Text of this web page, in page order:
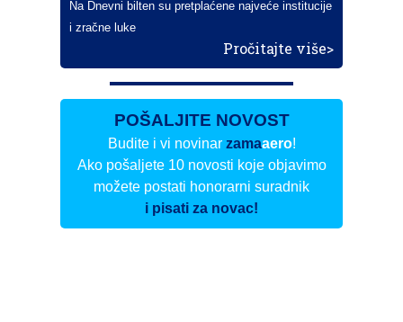
Na Dnevni bilten su pretplaćene najveće institucije
i zračne luke
Pročitajte više>
POŠALJITE NOVOST
Budite i vi novinar zamaaero!
Ako pošaljete 10 novosti koje objavimo
možete postati honorarni suradnik
i pisati za novac!